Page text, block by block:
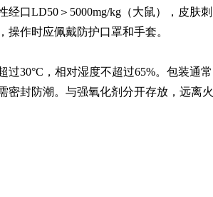
口LD50＞5000mg/kg（大鼠），皮肤刺
作时应佩戴防护口罩和手套。
30°C，相对湿度不超过65%。包装通常
密封防潮。与强氧化剂分开存放，远离火